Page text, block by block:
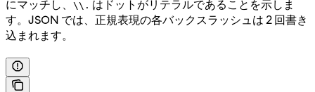
にマッチし、
\\. はドットがリテラルであることを示しま
す。JSON では、正規表現の各バックスラッシュは 2 回書き
込まれます。